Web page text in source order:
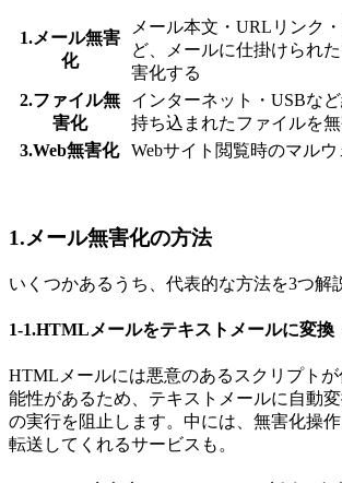
1.メール無害
化
メール本文・URLリンク
ど、メールに仕掛けられ
害化する
2.ファイル無
害化
インターネット・USBなど
持ち込まれたファイルを
3.Web無害化
Webサイト閲覧時のマル
1.メール無害化の方法
いくつかあるうち、代表的な方法を3つ解
1-1.HTMLメールをテキストメールに変換
HTMLメールには悪意のあるスクリプト
能性があるため、テキストメールに自動
の実行を阻止します。中には、無害化操
転送してくれるサービスも。